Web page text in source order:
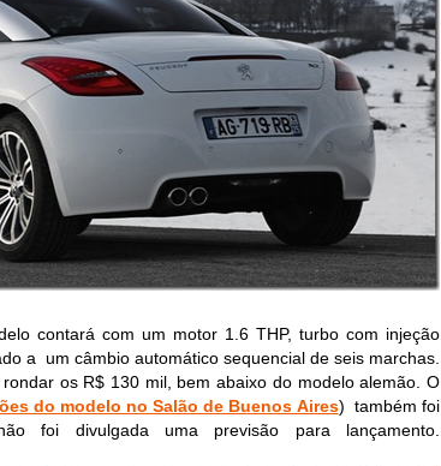
contará com um motor 1.6 THP, turbo com injeção
a um câmbio automático sequencial de seis marchas.
os R$ 130 mil, bem abaixo do modelo alemão. O
do modelo no Salão de Buenos Aires) também foi
foi divulgada uma previsão para lançamento.